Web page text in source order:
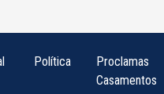
Política
Proclamas
Casamentos